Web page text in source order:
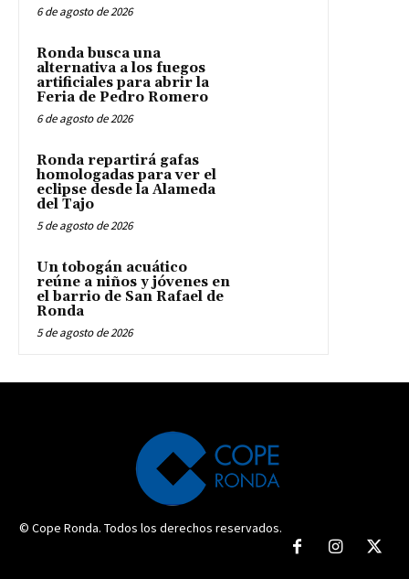
6 de agosto de 2026
Ronda busca una
alternativa a los fuegos
artificiales para abrir la
Feria de Pedro Romero
6 de agosto de 2026
Ronda repartirá gafas
homologadas para ver el
eclipse desde la Alameda
del Tajo
5 de agosto de 2026
Un tobogán acuático
reúne a niños y jóvenes en
el barrio de San Rafael de
Ronda
5 de agosto de 2026
© Cope Ronda. Todos los derechos reservados.